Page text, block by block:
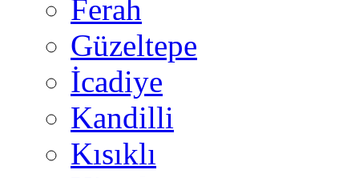
Ferah
Güzeltepe
İcadiye
Kandilli
Kısıklı